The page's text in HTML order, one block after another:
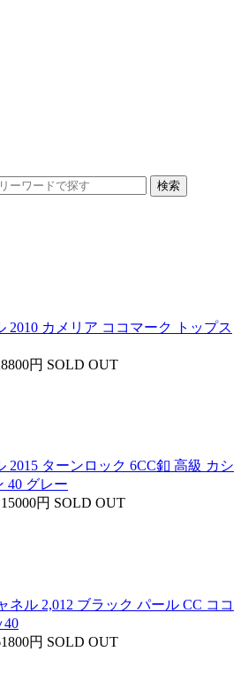
2010 カメリア ココマーク トップス
円 SOLD OUT
2015 ターンロック 6CC釦 高級 カシ
40 グレー
円 SOLD OUT
ネル 2,012 ブラック パール CC ココ
40
円 SOLD OUT